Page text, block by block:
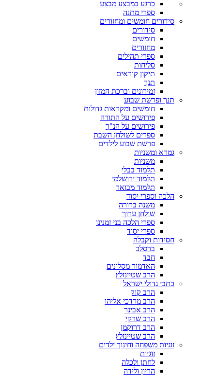
כרגע במבצע מבצע
ספרי מתנה
סידורים חומשים ומחזורים
סידורים
חומשים
מחזורים
ספרי תהילים
סליחות
תיקון קוראים
תנך
זמירונים וברכת המזון
תנך ופרשת שבוע
חומשים ומקראות גדולות
פירושים על התורה
פירושים על הנ"ך
ספרים לשולחן השבת
פרשת שבוע לילדים
גמרא ומשניות
משניות
תלמוד בבלי
תלמוד ירושלמי
תלמוד מבואר
הלכה וספרי יסוד
משנה ברורה
שולחן ערוך
ספרי הלכה בני זמנינו
ספרי יסוד
חסידות וקבלה
ברסלב
חבד
האדמור מסלונים
הרב שטיינזלץ
כתבי גדולי ישראל
הרב קוק
הרב מרדכי אליהו
הרב אבינר
הרב שרקי
הרב דרוקמן
הרב שטיינזלץ
זוגיות משפחה וחינוך ילדים
זוגיות
לחתן ולכלה
הריון ולידה